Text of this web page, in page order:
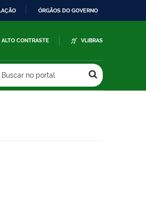
ÓRGÃOS DO GOVERNO
ALTO CONTRASTE VLIBRAS
Buscar no portal